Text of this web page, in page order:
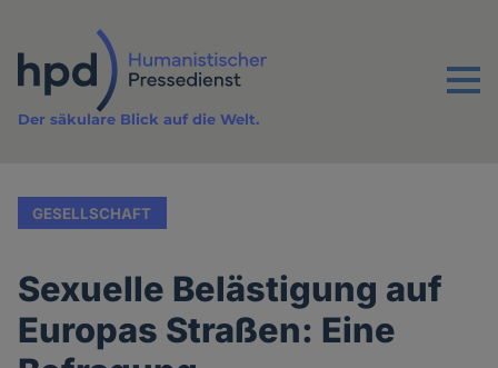
Inhalt
Menu
Der säkulare Blick auf die Welt.
GESELLSCHAFT
Sexuelle Belästigung auf
Europas Straßen: Eine